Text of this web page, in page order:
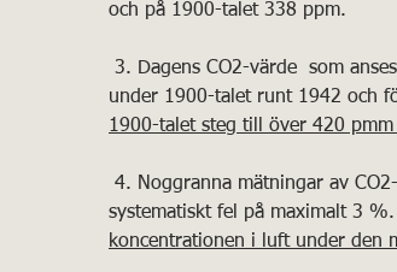
och på 1900-talet 338 ppm.
under 1900-talet runt 1942 och
1900-talet steg till över 420
systematiskt fel på maximalt 3 %.
koncentrationen i luft under den